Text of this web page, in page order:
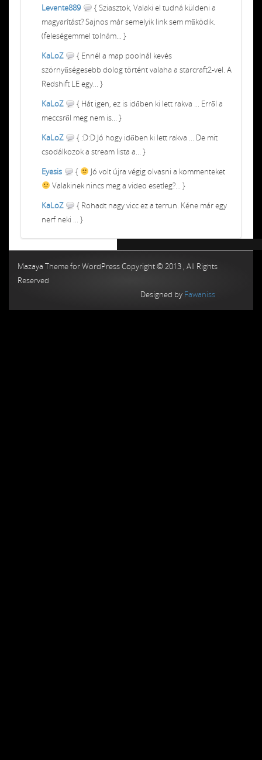
Levente889
{ Sziasztok, Valaki el tudná küldeni a
magyarítást? Sajnos már semelyik link sem működik.
(feleségemmel tolnám... }
KaLoZ
{ Ennél a map poolnál kevés
szörnyűségesebb dolog történt valaha a starcraft2-vel. A
Redshift LE egy... }
KaLoZ
{ Hát igen, ez is időben ki lett rakva ... Erről a
meccsről meg nem is... }
KaLoZ
{ :D:D Jó hogy időben ki lett rakva ... De mit
csodálkozok a stream lista a... }
Eyesis
{
Jó volt újra végig olvasni a kommenteket
Valakinek nincs meg a video esetleg?... }
KaLoZ
{ Rohadt nagy vicc ez a terrun. Kéne már egy
nerf neki ... }
Mazaya Theme for WordPress Copyright © 2013 , All Rights
Reserved
Designed by Fawaniss